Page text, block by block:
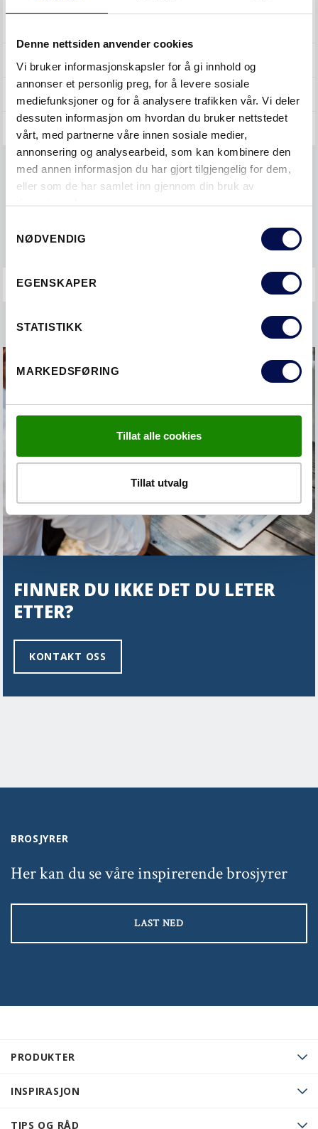
Denne nettsiden anvender cookies
Vi bruker informasjonskapsler for å gi innhold og
annonser et personlig preg, for å levere sosiale
mediefunksjoner og for å analysere trafikken vår. Vi deler
dessuten informasjon om hvordan du bruker nettstedet
vårt, med partnerne våre innen sosiale medier,
annonsering og analysearbeid, som kan kombinere den
med annen informasjon du har gjort tilgjengelig for dem,
eller som de har samlet inn gjennom din bruk av
tjenestene deres.
Selection
NØDVENDIG
EGENSKAPER
STATISTIKK
MARKEDSFØRING
Tillat alle cookies
Tillat utvalg
TREDØRER
DOKUMENTASJON
GENERELT
BIM og DWG
Lås og sylinder
Montering
FINNER DU IKKE DET DU LETER
ETTER?
KONTAKT OSS
PRODUKTER
INSPIRASJON
TIPS OG RÅD
BROSJYRER
Her kan du se våre inspirerende brosjyrer
LAST NED